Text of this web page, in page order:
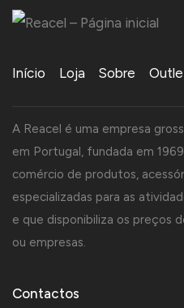
Início Loja Sobre
A Reacel é uma empresa
em Portugal, fundada em
comércio de produtos,
especializadas para as
e que disponibiliza os preços
ou empresas.
Contactos